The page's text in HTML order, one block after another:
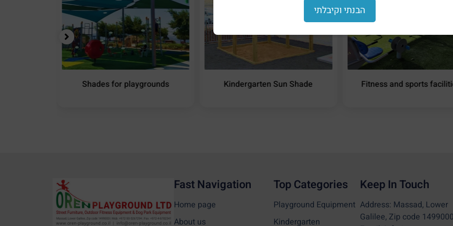
Shades for playgrounds Kindergarten Sun Shade Fitness and sports
Fast Navigation
Home page
About us
Top Categories
Playground Equipment
Kindergarten
Keep In Touch
Address: Massad, Lower
Galilee, Zip code 1499000
הבנתי וקיבלתי